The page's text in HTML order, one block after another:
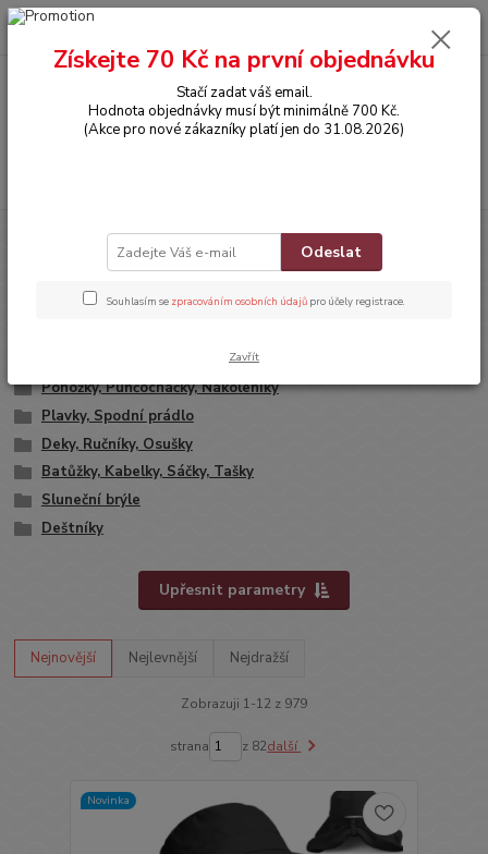
0,00 Kč
DOPLŇKY
DOPLŇKY
Ponožky, Punčocháčky, Nákoleníky
Plavky, Spodní prádlo
Deky, Ručníky, Osušky
Batůžky, Kabelky, Sáčky, Tašky
Sluneční brýle
Deštníky
Upřesnit parametry
Nejnovější Nejlevnější Nejdražší
Zobrazuji 1-12 z 979
strana z 82další
Novinka
Získejte 70 Kč na první objednávku
Stačí zadat váš email.
Hodnota objednávky musí být minimálně 700 Kč.
(Akce pro nové zákazníky platí jen do 31.08.2026)
Odeslat
Souhlasím se zpracováním osobních údajů pro účely registrace.
Zavřít